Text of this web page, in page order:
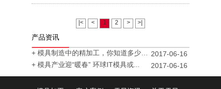
|< < 1 2 > >|
产品资讯
+ 模具制造中的精加工，你知道多少？... 2017-06-16
+ 模具产业迎“暖春” 环球IT模具或...
2017-06-16